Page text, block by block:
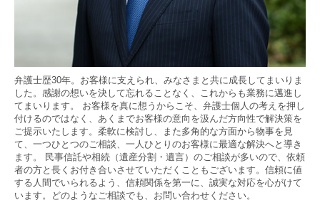
弁護士歴30年。お客様に支えられ、みなさまと共に成長してまいりま
した。感謝の想いを決して忘れることなく、これからも業務に邁進し
てまいります。 お客様を真に想うからこそ、弁護士個人の考えを押し
付けるのではなく、あくまでお客様の意向を汲んだ方向性で解決策を
ご提示いたします。柔軟に検討し、また多角的な方面から物事を見
て、一つひとつのご相談、一人ひとりのお客様に最適な解決へと導き
ます。 民事信託や相続（遺産分割・遺言）のご相談が多いので、依頼
者の方と長くお付き合いさせていただくこともございます。信頼に値
する人間でいられるよう、信頼関係を第一に、誠実な対応を心がけて
います。どのようなご相談でも、お問い合わせください。